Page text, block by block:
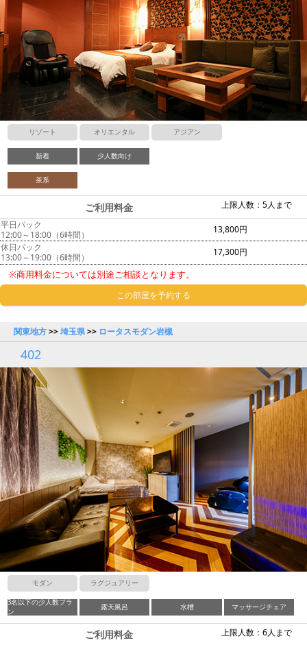
リゾート オリエンタル アジアン
新着 少人数向け
茶系
上限人数：5人まで
ご利用料金
平日パック
12:00～18:00（6時間）
13,800円
休日パック
13:00～19:00（6時間）
17,300円
※商用料金については別途ご相談となります。
この部屋を予約する
関東地方>>埼玉県>> ロータスモダン岩槻
402
モダン ラグジュアリー
3名以下の少人数プラ
ン
露天風呂 水槽 マッサージチェア
上限人数：6人まで
ご利用料金